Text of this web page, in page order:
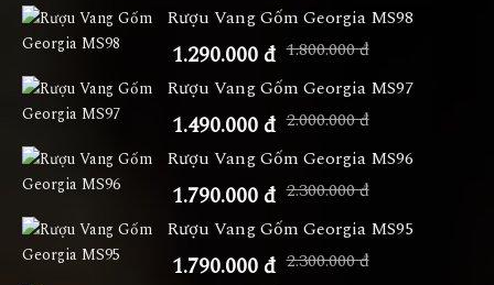
Rượu Vang Gốm Georgia MS98
1.290.000 đ 1.800.000 đ
Rượu Vang Gốm Georgia MS97
1.490.000 đ 2.000.000 đ
Rượu Vang Gốm Georgia MS96
1.790.000 đ 2.300.000 đ
Rượu Vang Gốm Georgia MS95
1.790.000 đ 2.300.000 đ